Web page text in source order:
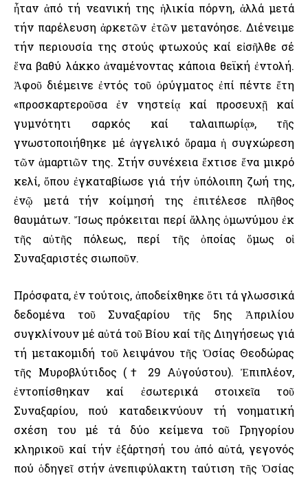
ἦταν ἀπό τή νεανική της ἡλικία πόρνη, ἀλλά μετά
τήν παρέλευση ἀρκετῶν ἐτῶν μετανόησε. Διένειμε
τήν περιουσία της στούς φτωχούς καί εἰσῆλθε σέ
ἕνα βαθύ λάκκο ἀναμένοντας κάποια θεϊκή ἐντολή.
Ἀφοῦ διέμεινε ἐντός τοῦ ὀρύγματος ἐπί πέντε ἔτη
«προσκαρτεροῦσα ἐν νηστείᾳ καί προσευχῇ καί
γυμνότητι σαρκός καί ταλαιπωρίᾳ», τῆς
γνωστοποιήθηκε μέ ἀγγελικό ὅραμα ἡ συγχώρεση
τῶν ἁμαρτιῶν της. Στήν συνέχεια ἔχτισε ἕνα μικρό
κελί, ὅπου ἐγκαταβίωσε γιά τήν ὑπόλοιπη ζωή της,
ἐνῷ μετά τήν κοίμησή της ἐπιτέλεσε πλῆθος
θαυμάτων. Ἴσως πρόκειται περί ἄλλης ὁμωνύμου ἐκ
τῆς αὐτῆς πόλεως, περί τῆς ὁποίας ὅμως οἱ
Συναξαριστές σιωποῦν.
Πρόσφατα, ἐν τούτοις, ἀποδείχθηκε ὅτι τά γλωσσικά
δεδομένα τοῦ Συναξαρίου τῆς 5ης Ἀπριλίου
συγκλίνουν μέ αὐτά τοῦ Βίου καί τῆς Διηγήσεως γιά
τή μετακομιδή τοῦ λειψάνου τῆς Ὁσίας Θεοδώρας
τῆς Μυροβλύτιδος († 29 Αὐγούστου). Ἐπιπλέον,
ἐντοπίσθηκαν καί ἐσωτερικά στοιχεῖα τοῦ
Συναξαρίου, πού καταδεικνύουν τή νοηματική
σχέση του μέ τά δύο κείμενα τοῦ Γρηγορίου
κληρικοῦ καί τήν ἐξάρτησή του ἀπό αὐτά, γεγονός
πού ὁδηγεῖ στήν ἀνεπιφύλακτη ταύτιση τῆς Ὁσίας